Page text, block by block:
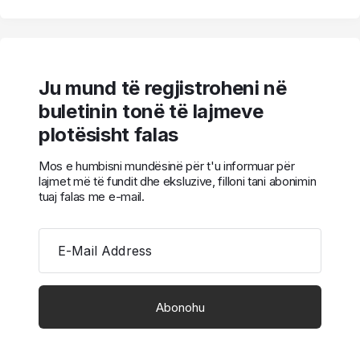
Ju mund të regjistroheni në
buletinin tonë të lajmeve
plotësisht falas
Mos e humbisni mundësinë për t'u informuar për
lajmet më të fundit dhe eksluzive, filloni tani abonimin
tuaj falas me e-mail.
E-Mail Address